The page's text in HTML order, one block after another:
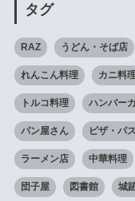
タグ
RAZ うどん・そば店
れんこん料理 カニ料
トルコ料理 ハンバー
パン屋さん ピザ・パ
ラーメン店 中華料理
団子屋 図書館 城